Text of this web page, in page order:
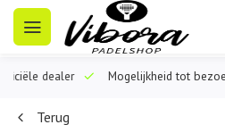
dealer Mogelijkheid tot bezoek
Terug